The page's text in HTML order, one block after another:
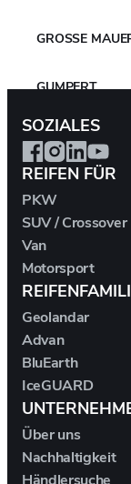
REIFEN FÜR
PKW
SUV / Crossover
Van
Motorsport
Geolandar
Advan
BluEarth
IceGUARD
Über uns
Nachhaltigkeit
SOZIALES
GROSSE
GUMPERT
HAIMA
HENNESSEY
HOMMEL
HONDA
HONGQI
HUMMER
ICH-X